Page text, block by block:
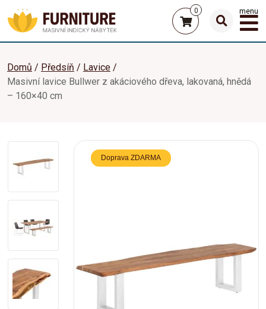
0 menu
Domů Předsíň
Lavice
Masivní lavice Bullwer z akáciového dřeva, lakovaná, hnědá
– 160×40 cm
Doprava ZDARMA